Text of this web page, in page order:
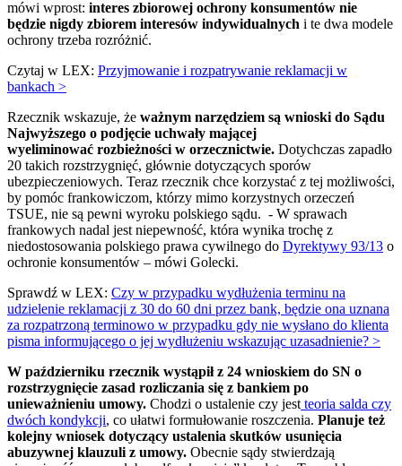
mówi wprost: interes zbiorowej ochrony konsumentów nie
będzie nigdy zbiorem interesów indywidualnych i te dwa modele
ochrony trzeba rozróżnić.
Czytaj w LEX: Przyjmowanie i rozpatrywanie reklamacji w
bankach >
Rzecznik wskazuje, że ważnym narzędziem są wnioski do Sądu
Najwyższego o podjęcie uchwały mającej
wyeliminować rozbieżności w orzecznictwie. Dotychczas zapadło
20 takich rozstrzygnięć, głównie dotyczących sporów
ubezpieczeniowych. Teraz rzecznik chce korzystać z tej możliwości,
by pomóc frankowiczom, którzy mimo korzystnych orzeczeń
TSUE, nie są pewni wyroku polskiego sądu. - W sprawach
frankowych nadal jest niepewność, która wynika trochę z
niedostosowania polskiego prawa cywilnego do Dyrektywy 93/13 o
ochronie konsumentów – mówi Golecki.
Sprawdź w LEX: Czy w przypadku wydłużenia terminu na
udzielenie reklamacji z 30 do 60 dni przez bank, będzie ona uznana
za rozpatrzoną terminowo w przypadku gdy nie wysłano do klienta
pisma informującego o jej wydłużeniu wskazując uzasadnienie? >
W październiku rzecznik wystąpił z 24 wnioskiem do SN o
rozstrzygnięcie zasad rozliczania się z bankiem po
unieważnieniu umowy. Chodzi o ustalenie czy jestteoria salda czy
dwóch kondykcji, co ułatwi formułowanie roszczenia. Planuje też
kolejny wniosek dotyczący ustalenia skutków usunięcia
abuzywnej klauzuli z umowy. Obecnie sądy stwierdzają